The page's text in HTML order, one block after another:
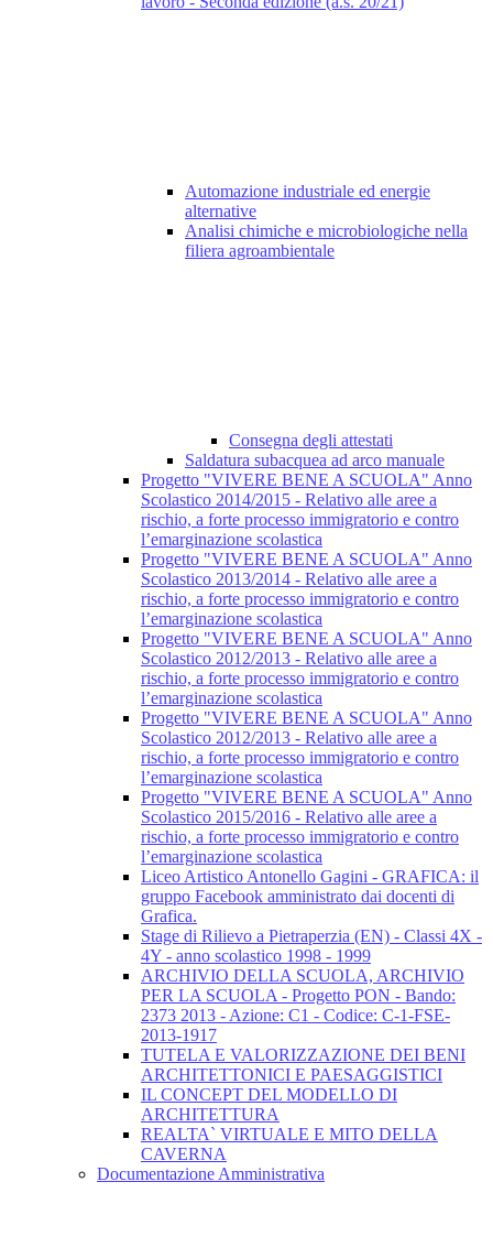
Automazione industriale ed energie
alternative
Analisi chimiche e microbiologiche nella
filiera agroambientale
Consegna degli attestati
Saldatura subacquea ad arco manuale
Progetto "VIVERE BENE A SCUOLA" Anno
Scolastico 2014/2015 - Relativo alle aree a
rischio, a forte processo immigratorio e contro
l’emarginazione scolastica
Progetto "VIVERE BENE A SCUOLA" Anno
Scolastico 2013/2014 - Relativo alle aree a
rischio, a forte processo immigratorio e contro
l’emarginazione scolastica
Progetto "VIVERE BENE A SCUOLA" Anno
Scolastico 2012/2013 - Relativo alle aree a
rischio, a forte processo immigratorio e contro
l’emarginazione scolastica
Progetto "VIVERE BENE A SCUOLA" Anno
Scolastico 2012/2013 - Relativo alle aree a
rischio, a forte processo immigratorio e contro
l’emarginazione scolastica
Progetto "VIVERE BENE A SCUOLA" Anno
Scolastico 2015/2016 - Relativo alle aree a
rischio, a forte processo immigratorio e contro
l’emarginazione scolastica
Liceo Artistico Antonello Gagini - GRAFICA: il
gruppo Facebook amministrato dai docenti di
Grafica.
Stage di Rilievo a Pietraperzia (EN) - Classi 4X -
4Y - anno scolastico 1998 - 1999
ARCHIVIO DELLA SCUOLA, ARCHIVIO
PER LA SCUOLA - Progetto PON - Bando:
2373 2013 - Azione: C1 - Codice: C-1-FSE-
2013-1917
TUTELA E VALORIZZAZIONE DEI BENI
ARCHITETTONICI E PAESAGGISTICI
IL CONCEPT DEL MODELLO DI
ARCHITETTURA
REALTA` VIRTUALE E MITO DELLA
CAVERNA
Documentazione Amministrativa